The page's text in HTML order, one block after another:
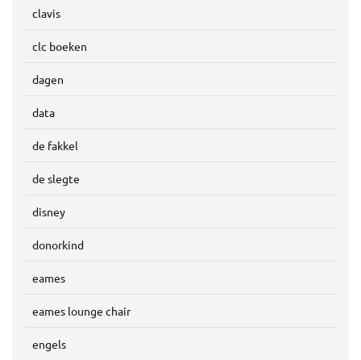
clavis
clc boeken
dagen
data
de fakkel
de slegte
disney
donorkind
eames
eames lounge chair
engels